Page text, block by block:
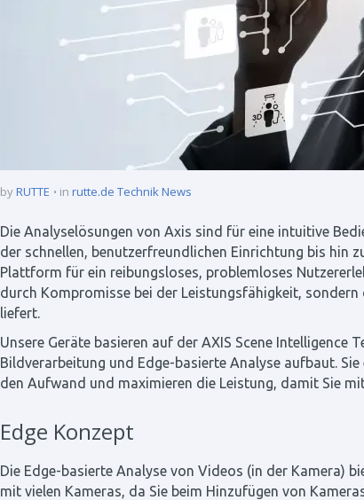
byRUTTE in rutte.de Technik News
Die Analyselösungen von Axis sind für eine intuitive
der schnellen, benutzerfreundlichen Einrichtung bis hin
Plattform für ein reibungsloses, problemloses
durch Kompromisse bei der Leistungsfähigkeit,
liefert.
Unsere Geräte basieren auf der AXIS Scene
Bildverarbeitung und Edge-basierte Analyse aufbaut.
den Aufwand und maximieren die Leistung, damit Sie
Edge Konzept
Die Edge-basierte Analyse von Videos (in der Kamera)
mit vielen Kameras, da Sie beim Hinzufügen von